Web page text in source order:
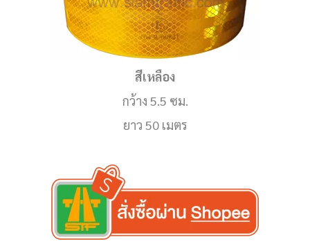
สีเหลือง
กว้าง 5.5 ซม.
ยาว 50 เมตร